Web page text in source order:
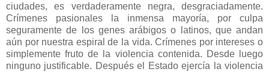
ciudades, es verdaderamente negra, desgraciadamente.
Crímenes pasionales la inmensa mayoría, por culpa
seguramente de los genes arábigos o latinos, que andan
aún por nuestra espiral de la vida. Crímenes por intereses o
simplemente fruto de la violencia contenida. Desde luego
ninguno justificable. Después el Estado ejercía la violencia